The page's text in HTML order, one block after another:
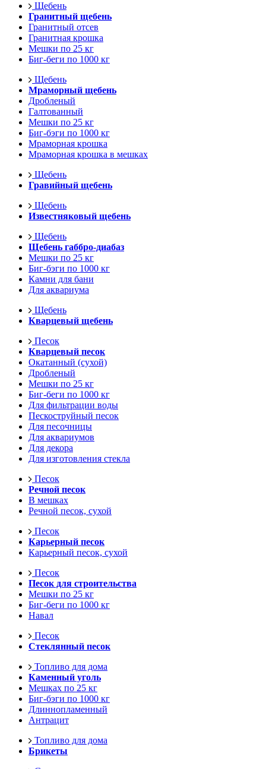
Щебень
Гранитный щебень
Гранитный отсев
Гранитная крошка
Мешки по 25 кг
Биг-беги по 1000 кг
Щебень
Мраморный щебень
Дробленый
Галтованный
Мешки по 25 кг
Биг-бэги по 1000 кг
Мраморная крошка
Мраморная крошка в мешках
Щебень
Гравийный щебень
Щебень
Известняковый щебень
Щебень
Щебень габбро-диабаз
Мешки по 25 кг
Биг-бэги по 1000 кг
Камни для бани
Для аквариума
Щебень
Кварцевый щебень
Песок
Кварцевый песок
Окатанный (сухой)
Дробленый
Мешки по 25 кг
Биг-беги по 1000 кг
Для фильтрации воды
Пескоструйный песок
Для песочницы
Для аквариумов
Для декора
Для изготовления стекла
Песок
Речной песок
В мешках
Речной песок, сухой
Песок
Карьерный песок
Карьерный песок, сухой
Песок
Песок для строительства
Мешки по 25 кг
Биг-беги по 1000 кг
Навал
Песок
Стеклянный песок
Топливо для дома
Каменный уголь
Мешках по 25 кг
Биг-бэги по 1000 кг
Длиннопламенный
Антрацит
Топливо для дома
Брикеты